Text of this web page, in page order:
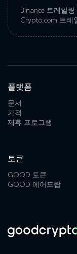
Binance 트레일링
Crypto.com 트레
플랫폼
문서
가격
제휴 프로그램
토큰
GOOD 토큰
GOOD 에어드랍